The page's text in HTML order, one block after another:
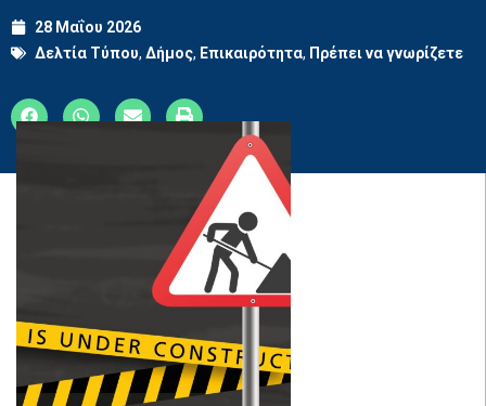
28 Μαΐου 2026
Δελτία Τύπου, Δήμος, Επικαιρότητα, Πρέπει να γνωρίζετε